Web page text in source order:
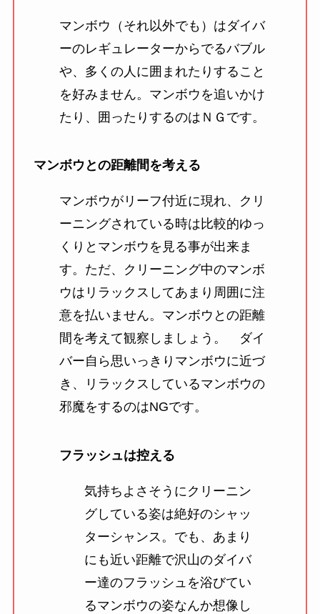
マンボウ（それ以外でも）はダイバ
ーのレギュレーターからでるバブル
や、多くの人に囲まれたりすること
を好みません。マンボウを追いかけ
たり、囲ったりするのはＮＧです。
マンボウとの距離間を考える
マンボウがリーフ付近に現れ、クリ
ーニングされている時は比較的ゆっ
くりとマンボウを見る事が出来ま
す。ただ、クリーニング中のマンボ
ウはリラックスしてあまり周囲に注
意を払いません。マンボウとの距離
間を考えて観察しましょう。 ダイ
バー自ら思いっきりマンボウに近づ
き、リラックスしているマンボウの
邪魔をするのはNGです。
フラッシュは控える
気持ちよさそうにクリーニン
グしている姿は絶好のシャッ
ターシャンス。でも、あまり
にも近い距離で沢山のダイバ
ー達のフラッシュを浴びてい
るマンボウの姿なんか想像し